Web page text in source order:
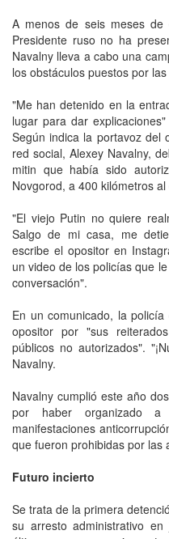
A menos de seis meses
Presidente ruso no ha
Navalny lleva a cabo una
los obstáculos puestos por
"Me han detenido en la
lugar para dar
Según indica la portavoz del
red social, Alexey Navalny,
mitin que había sido
Novgorod, a 400 kilómetros
"El viejo Putin no quiere
Salgo de mi casa, me
escribe el opositor en
un video de los policías que
conversación".
En un comunicado, la
opositor por "sus
públicos no autorizados".
Navalny.
Navalny cumplió este año
por haber organizado
manifestaciones
que fueron prohibidas por las
Futuro incierto
Se trata de la primera
su arresto administrativo